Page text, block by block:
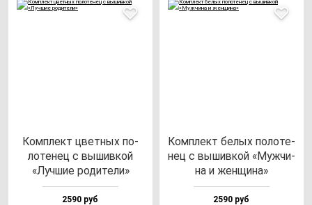
Ком­плект цвет­ных по­
ло­те­нец с вы­шив­кой
«Луч­шие ро­ди­те­ли»
2590 руб
Ком­плект бе­лых по­ло­те­
нец с вы­шив­кой «Муж­чи­
на и жен­щи­на»
2590 руб